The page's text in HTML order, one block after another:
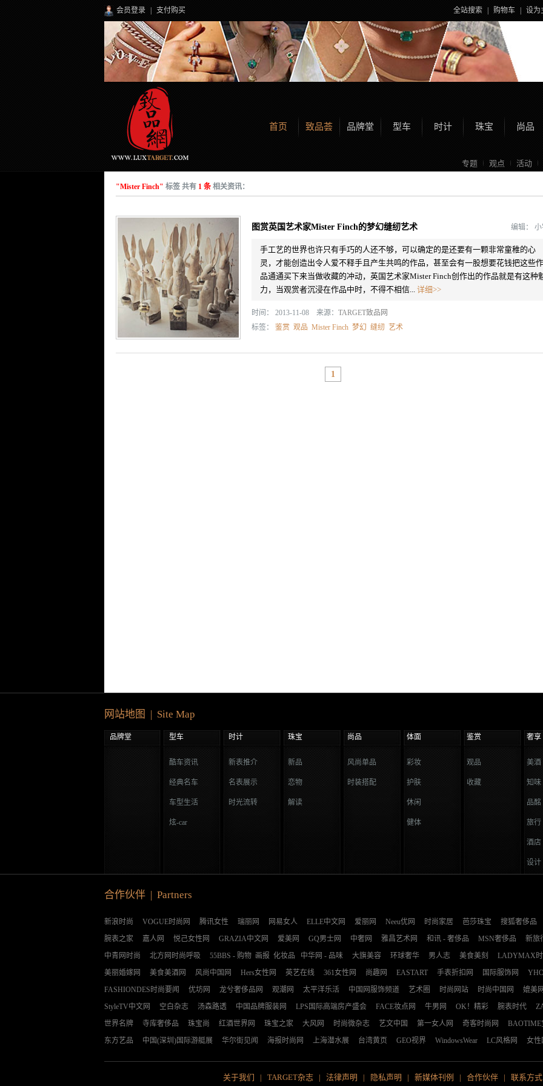
会员登录 支付购买 全站搜索 购物车 设为
首页 致品荟 品牌堂 型车 时计 珠宝 尚品
专题 观点 活动
"Mister Finch" 标签 共有 1 条相关资讯：
图赏英国艺术家Mister Finch的梦幻缝纫艺术 编辑：
手工艺的世界也许只有手巧的人还不够，可以确定的是还要有一颗非常童稚的心
灵，才能创造出令人爱不释手且产生共鸣的作品，甚至会有一股想要花钱把这些作
品通通买下来当做收藏的冲动，英国艺术家Mister Finch创作出的作品就是有这种
力，当观赏者沉浸在作品中时，不得不相信... 详细>>
时间： 2013-11-08 来源： TARGET致品网
标签： 鉴赏 观品 Mister Finch 梦幻 缝纫 艺术
1
网站地图 | Site Map
品牌堂 型车 时计 珠宝 尚品 体面 鉴赏 奢享
酷车资讯
经典名车
车型生活
炫-car
新表推介
名表展示
时光流转
新品
恋物
解读
风尚单品
时装搭配
彩妆
护肤
休闲
健体
观品
收藏
美酒
知味
品酩
旅行
酒店
设计
合作伙伴 | Partners
新浪时尚 VOGUE时尚网 腾讯女性 瑞丽网 网易女人 ELLE中文网 爱丽网 Neeu优网 时尚家居 芭莎珠宝
搜狐奢侈品
腕表之家
嘉人网 悦己女性网 GRAZIA中文网 爱美网 GQ男士网 中奢网 雅昌艺术网 和讯 - 奢侈品 MSN奢侈品
新旅
中青网时尚
北方网时尚呼吸 55BBS - 购物 画报 化妆品 中华网 - 品味 大旗美容 环球奢华 男人志 美食美刻
LADYMAX
美丽婚嫁网
美食美酒网 风尚中国网 Hers女性网 英艺在线 361女性网 尚趣网 EASTART 手表折扣网 国际服饰网
FASHIONDES时尚要闻
优坊网 龙兮奢侈品网 观潮网 太平洋乐活 中国网服饰频道 艺术圈 时尚网站 时尚中国网
媲美
StyleTV中文网
空白杂志 汤森路透 中国品牌服装网 LPS国际高端房产盛会 FACE妆点网 牛男网 OK！精彩 腕表时代
世界名牌
寺库奢侈品 珠宝尚 红酒世界网 珠宝之家 大风网 时尚微杂志 艺文中国 第一女人网 奇客时尚网
BAOTIME
东方艺品
中国(深圳)国际游艇展 华尔街见闻 海报时尚网 上海潜水展 台湾黄页 GEO视界 WindowsWear LC风格网 女性
关于我们 | TARGET杂志| 法律声明 | 隐私声明 | 新媒体刊例 | 合作伙伴| 联系方式